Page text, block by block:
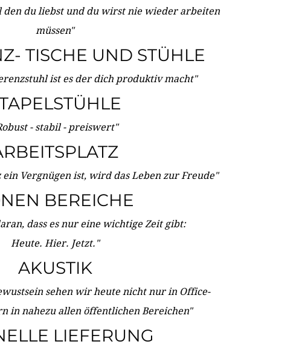
den du liebst und du wirst nie wieder arbeiten
müssen"
TISCHE UND STÜHLE
ist es der dich produktiv macht"
- stabil - preiswert"
Vergnügen ist, wird das Leben zur Freude"
BEREICHE
dass es nur eine wichtige Zeit gibt:
Heute. Hier. Jetzt."
AKUSTIK
sehen wir heute nicht nur in Office-
in nahezu allen öffentlichen Bereichen"
LIEFERUNG